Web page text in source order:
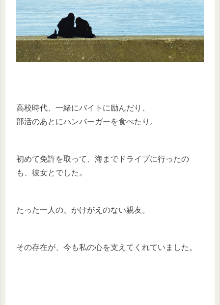
高校時代、一緒にバイトに励んだり、
部活のあとにハンバーガーを食べたり。
初めて免許を取って、海までドライブに行ったの
も、彼女とでした。
たった一人の、かけがえのない親友。
その存在が、今も私の心を支えてくれていました。